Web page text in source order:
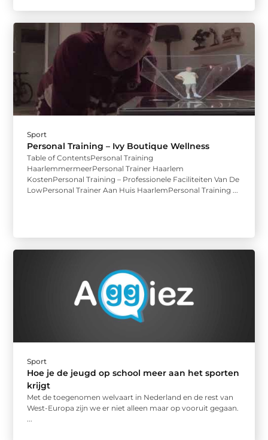
Sport
Personal Training – Ivy Boutique Wellness
Table of ContentsPersonal Training
HaarlemmermeerPersonal Trainer Haarlem
KostenPersonal Training – Professionele Faciliteiten Van De
LowPersonal Trainer Aan Huis HaarlemPersonal Training ...
Sport
Hoe je de jeugd op school meer aan het sporten
krijgt
Met de toegenomen welvaart in Nederland en de rest van
West-Europa zijn we er niet alleen maar op vooruit gegaan.
...